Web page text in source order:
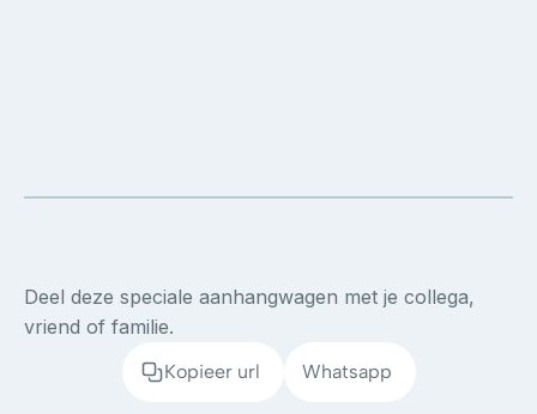
Deel deze speciale aanhangwagen met je collega,
vriend of familie.
Kopieer url Whatsapp